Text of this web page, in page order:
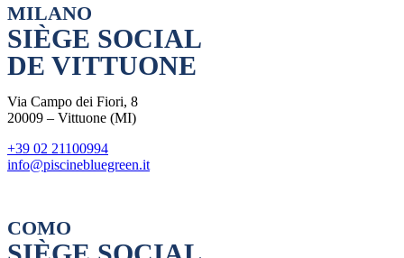
MILANO
SIÈGE SOCIAL
DE VITTUONE
Via Campo dei Fiori, 8
20009 – Vittuone (MI)
+39 02 21100994
info@piscinebluegreen.it
COMO